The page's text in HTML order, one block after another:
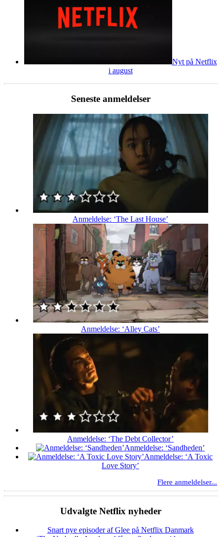
Nyt på Netflix
i august
Seneste anmeldelser
Anmeldelse: ‘The Last House’
Anmeldelse: ‘Alley Cats’
Anmeldelse: ‘The Debt Collector’
Anmeldelse: ‘Sandheden’
Anmeldelse: ‘A Toxic
Love Story’
Flere anmeldelser...
Udvalgte Netflix nyheder
Snart nye episoder af Glee på Netflix Danmark